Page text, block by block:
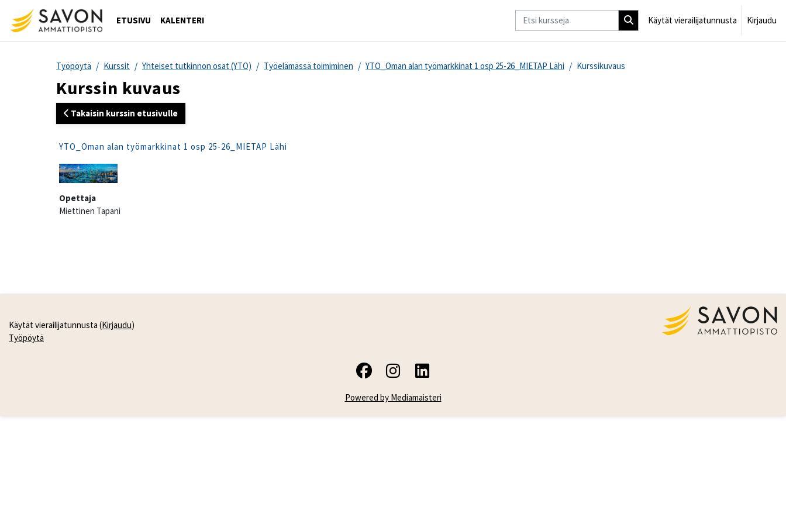
ETUSIVU
KALENTERI Käytät vierailijatunnusta Kirjaudu
Työpöytä Kurssit Yhteiset tutkinnon osat (YTO) Työelämässä toimiminen YTO_Oman alan työmarkkinat 1 osp 25-26_MIETAP Lähi Kurssikuvaus
Kurssin kuvaus
Takaisin kurssin etusivulle
YTO_Oman alan työmarkkinat 1 osp 25-26_MIETAP Lähi
Opettaja
Miettinen Tapani
Käytät vierailijatunnusta (Kirjaudu)
Työpöytä
Powered by Mediamaisteri